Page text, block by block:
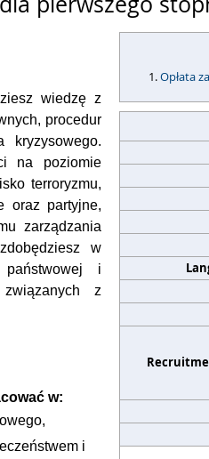
Opłata
wiedzę z
procedur
kryzysowego.
na poziomie
terroryzmu,
oraz partyjne,
zarządzania
w
państwowej i
z
w:
i